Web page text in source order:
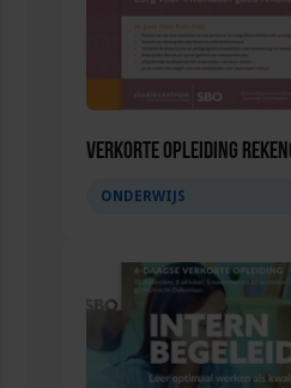
Verkorte opleiding
ONDERWIJS